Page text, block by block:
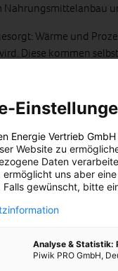
Nahrungsmittelanbau
Wärme und
Diese kommen
weitere Gebäude mit
Familienbetrieb
decken
Energie Vertrieb GmbH
Website zu
Daten
ermöglicht uns aber
Falls gewünscht, bitte
Analyse & Statistik:
Piwik PRO GmbH,